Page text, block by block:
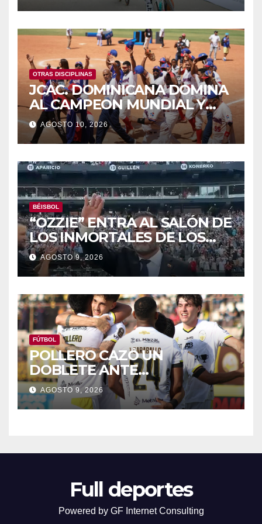
OTRAS DISCIPLINAS
JCAC. DOMINICANA DOMINA
AL CAMPEON MUNDIAL Y
LOGRA ORO DEL SOFTBOL
AGOSTO 10, 2026
BÉISBOL
“OZZIE” ENTRA AL SALÓN DE
LOS INMORTALES DE LOS
MEDIAS BLANCAS DE
CHICAGO
AGOSTO 9, 2026
FÚTBOL
POLLERO CAZÓ UN
DOBLETE ANTE
TRUJILLANOS PARA DARLE 3
PUNTOS AL TACHIRA
AGOSTO 9, 2026
Full deportes
Powered by GF Internet Consulting